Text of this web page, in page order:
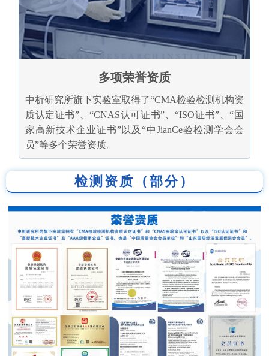
多项荣誉资质
中析研究所旗下实验室取得了“CMA检验检测机构资
质认定证书”、“CNAS认可证书”、“ISO证书”、“国
家高新技术企业证书”以及“中JianCe验检测学会会
员”等多个荣誉资质。
检测资质（部分）